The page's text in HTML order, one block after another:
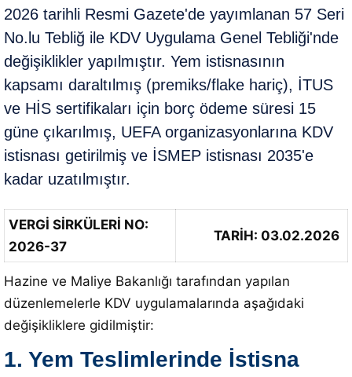
2026 tarihli Resmi Gazete'de yayımlanan 57 Seri
No.lu Tebliğ ile KDV Uygulama Genel Tebliği'nde
değişiklikler yapılmıştır. Yem istisnasının
kapsamı daraltılmış (premiks/flake hariç), İTUS
ve HİS sertifikaları için borç ödeme süresi 15
güne çıkarılmış, UEFA organizasyonlarına KDV
istisnası getirilmiş ve İSMEP istisnası 2035'e
kadar uzatılmıştır.
VERGİ SİRKÜLERİ NO:
2026-37
TARİH: 03.02.2026
Hazine ve Maliye Bakanlığı tarafından yapılan
düzenlemelerle KDV uygulamalarında aşağıdaki
değişikliklere gidilmiştir:
1. Yem Teslimlerinde İstisna